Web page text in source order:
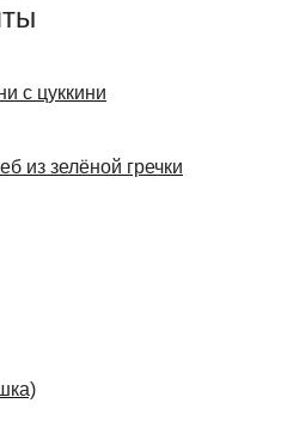
с цуккини
из зелёной гречки